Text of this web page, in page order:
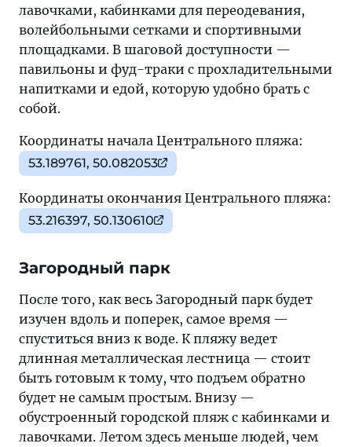
лавочками, кабинками для переодевания,
волейбольными сетками и спортивными
площадками. В шаговой доступности —
павильоны и фуд-траки с прохладительными
напитками и едой, которую удобно брать с
собой.
Координаты начала Центрального пляжа:
53.189761, 50.082053
Координаты окончания Центрального пляжа:
53.216397, 50.130610
Загородный парк
После того, как весь Загородный парк будет
изучен вдоль и поперек, самое время —
спуститься вниз к воде. К пляжу ведет
длинная металлическая лестница — стоит
быть готовым к тому, что подъем обратно
будет не самым простым. Внизу —
обустроенный городской пляж с кабинками и
лавочками. Летом здесь меньше людей, чем